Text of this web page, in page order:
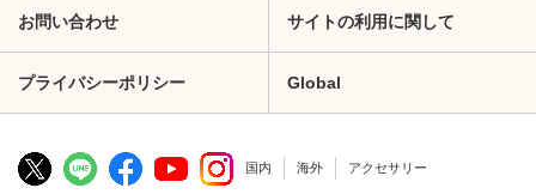
お問い合わせ サイトの利用に関して
プライバシーポリシー Global
国内 海外 アクセサリー